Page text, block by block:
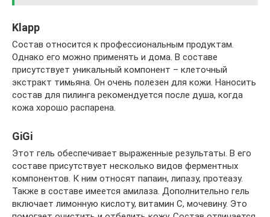
Klapp
Состав относится к профессиональным продуктам.
Однако его можно применять и дома. В составе
присутствует уникальный компонент – клеточный
экстракт тимьяна. Он очень полезен для кожи. Наносить
состав для пилинга рекомендуется после душа, когда
кожа хорошо распарена.
GiGi
Этот гель обеспечивает выраженные результаты. В его
составе присутствует несколько видов ферментных
компонентов. К ним относят папаин, липазу, протеазу.
Также в составе имеется амилаза. Дополнительно гель
включает лимонную кислоту, витамин С, мочевину. Это